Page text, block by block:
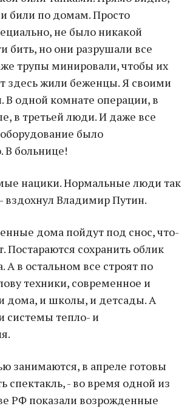
и били по домам. Просто
не было никакой
бить, но они разрушали все
трупы минировали, чтобы их
здесь жили беженцы. Я своими
В одной комнате операции, в
в третьей люди. И даже все
было
В больнице!
нацики. Нормальные люди так
вздохнул Владимир Путин.
дома пойдут под снос, что-
Постараются сохранить облик
А в остальном все строят по
техники, современное и
дома, и школы, и детсады. А
системы тепло- и
занимаются, в апреле готовы
спектакль, - во время одной из
РФ показали возрожденные